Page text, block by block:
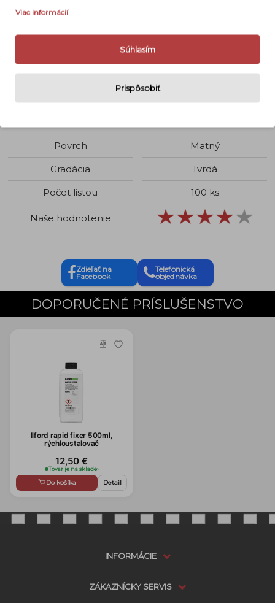
Detaily
Charaktér
Pozitívny
Povrch
Matný
Gradácia
Tvrdá
Počet listou
100 ks
Naše hodnotenie
Zdieľať na
Facebook
Telefonická
objednávka
DOPORUČENÉ PRÍSLUŠENSTVO
Ilford rapid fixer 500ml,
rýchloustalovač
12,50 €
Tovar je na sklade›
Do košíka Detail
INFORMÁCIE
ZÁKAZNÍCKY SERVIS
Viac informácií
Súhlasím
Prispôsobiť